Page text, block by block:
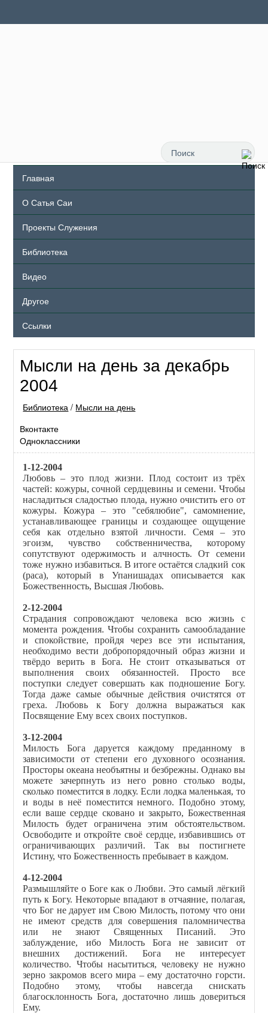
Главная
О Сатья Саи
Проекты Служения
Библиотека
Видео
Другое
Ссылки
Мысли на день за декабрь
2004
Библиотека / Мысли на день
Вконтакте
Одноклассники
1-12-2004
Любовь – это плод жизни. Плод состоит из трёх
частей: кожуры, сочной сердцевины и семени. Чтобы
насладиться сладостью плода, нужно очистить его от
кожуры. Кожура – это "себялюбие", самомнение,
устанавливающее границы и создающее ощущение
себя как отдельно взятой личности. Семя – это
эгоизм, чувство собственничества, которому
сопутствуют одержимость и алчность. От семени
тоже нужно избавиться. В итоге остаётся сладкий сок
(раса), который в Упанишадах описывается как
Божественность, Высшая Любовь.
2-12-2004
Страдания сопровождают человека всю жизнь с
момента рождения. Чтобы сохранить самообладание
и спокойствие, пройдя через все эти испытания,
необходимо вести добропорядочный образ жизни и
твёрдо верить в Бога. Не стоит отказываться от
выполнения своих обязанностей. Просто все
поступки следует совершать как подношение Богу.
Тогда даже самые обычные действия очистятся от
греха. Любовь к Богу должна выражаться как
Посвящение Ему всех своих поступков.
3-12-2004
Милость Бога даруется каждому преданному в
зависимости от степени его духовного осознания.
Просторы океана необъятны и безбрежны. Однако вы
можете зачерпнуть из него ровно столько воды,
сколько поместится в лодку. Если лодка маленькая, то
и воды в неё поместится немного. Подобно этому,
если ваше сердце сковано и закрыто, Божественная
Милость будет ограничена этим обстоятельством.
Освободите и откройте своё сердце, избавившись от
ограничивающих различий. Так вы постигнете
Истину, что Божественность пребывает в каждом.
4-12-2004
Размышляйте о Боге как о Любви. Это самый лёгкий
путь к Богу. Некоторые впадают в отчаяние, полагая,
что Бог не дарует им Свою Милость, потому что они
не имеют средств для совершения паломничества
или не знают Священных Писаний. Это
заблуждение, ибо Милость Бога не зависит от
внешних достижений. Бога не интересует
количество. Чтобы насытиться, человеку не нужно
зерно закромов всего мира – ему достаточно горсти.
Подобно этому, чтобы навсегда снискать
благосклонность Бога, достаточно лишь довериться
Ему.